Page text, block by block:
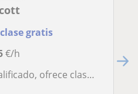
gratis
€/h
clases online y presenciales